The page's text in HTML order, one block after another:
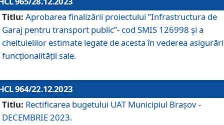
Titlu: Aprobarea finalizării proiectului ”Infrastructura de
Garaj pentru transport public”- cod SMIS 126998 și a
cheltuielilor estimate legate de acesta în vederea
funcționalității sale.
964/22.12.2023
Titlu: Rectificarea bugetului UAT Municipiul Braşov -
DECEMBRIE 2023.